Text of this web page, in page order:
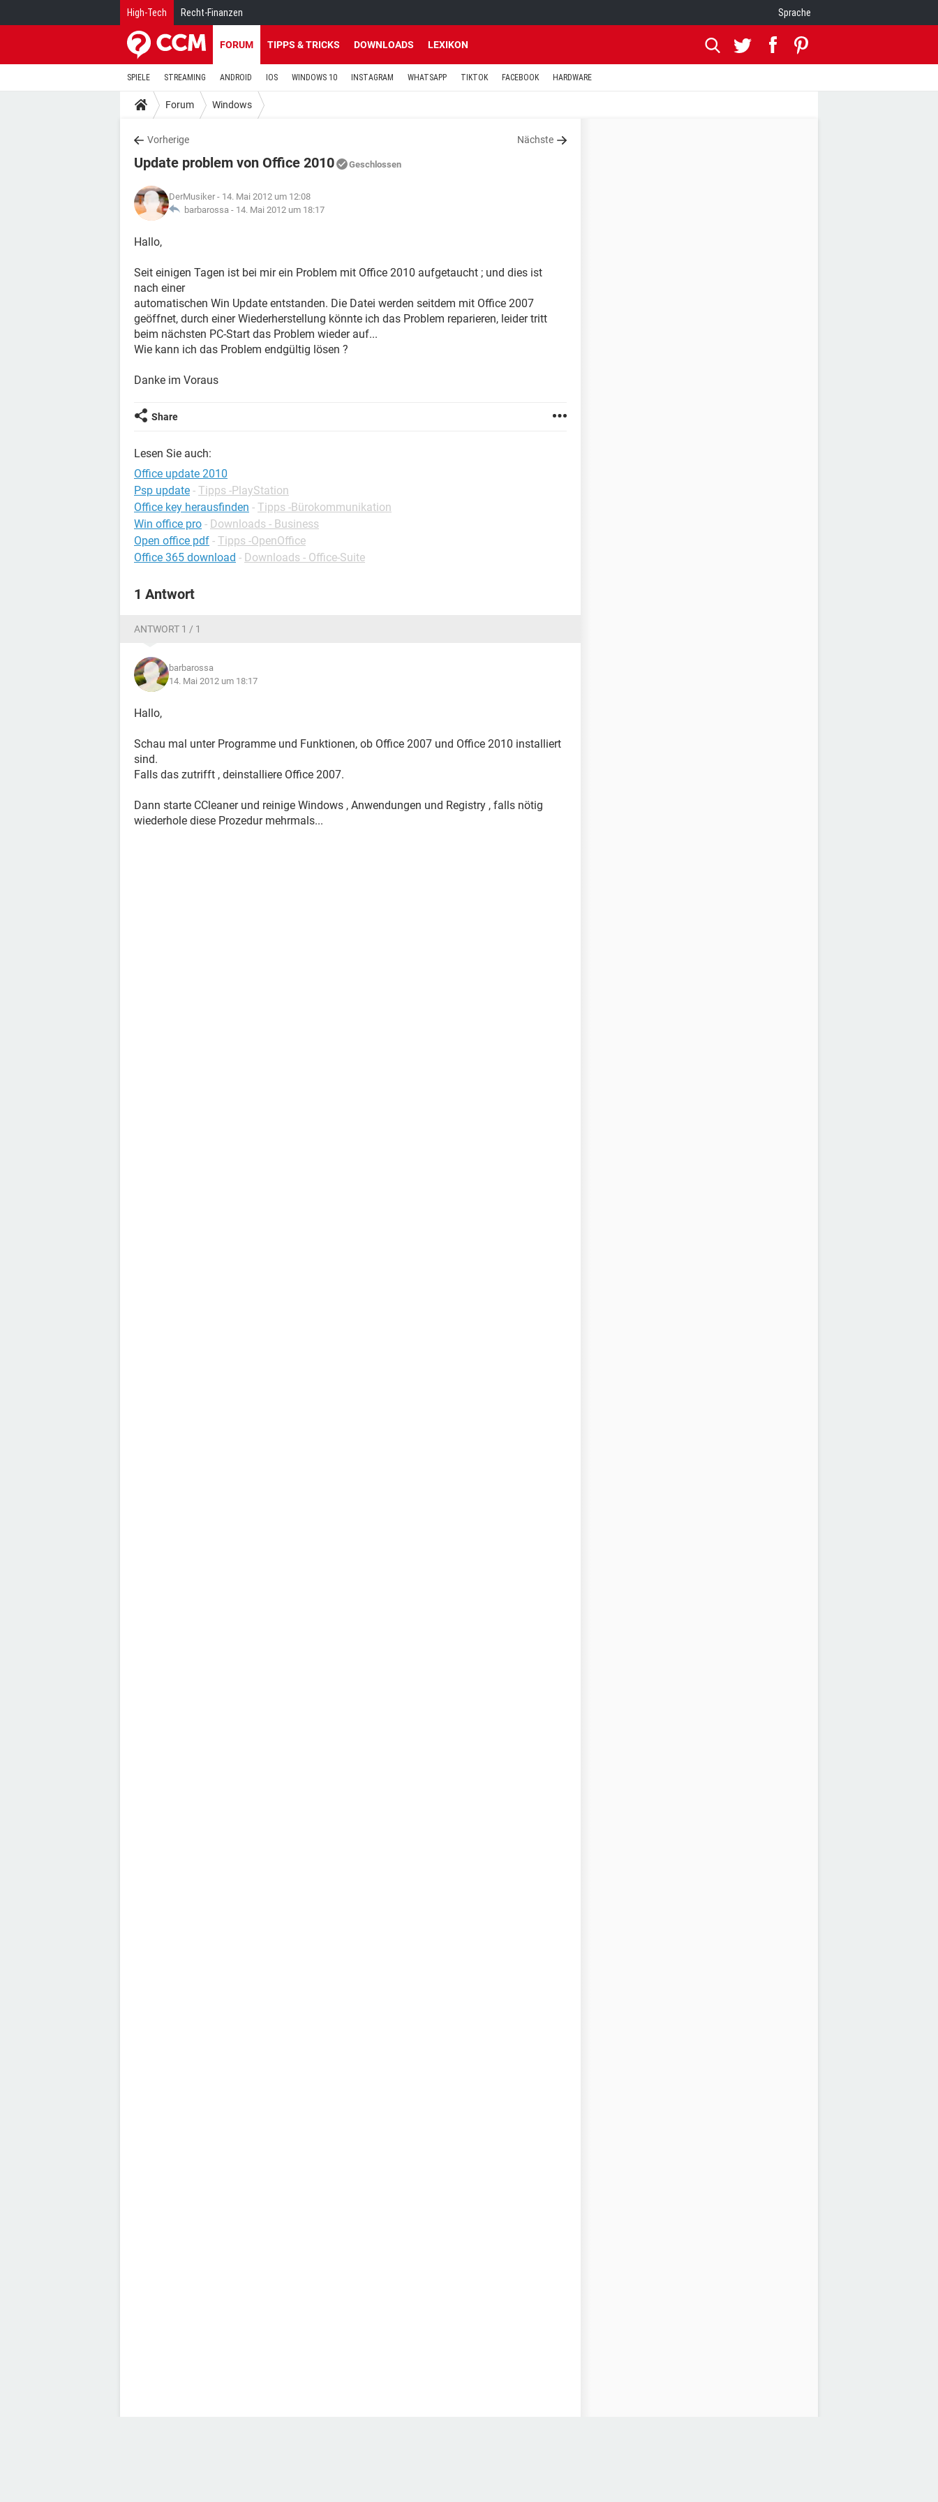
High-Tech Recht-Finanzen Sprache
FORUM TIPPS & TRICKS DOWNLOADS LEXIKON
SPIELE STREAMING ANDROID IOS WINDOWS 10 INSTAGRAM WHATSAPP TIKTOK FACEBOOK HARDWARE
Forum Windows
Vorherige Nächste
Update problem von Office 2010 Geschlossen
DerMusiker - 14. Mai 2012 um 12:08
barbarossa - 14. Mai 2012 um 18:17
Hallo,
Seit einigen Tagen ist bei mir ein Problem mit Office 2010 aufgetaucht ; und dies ist
nach einer
automatischen Win Update entstanden. Die Datei werden seitdem mit Office 2007
geöffnet, durch einer Wiederherstellung könnte ich das Problem reparieren, leider tritt
beim nächsten PC-Start das Problem wieder auf...
Wie kann ich das Problem endgültig lösen ?
Danke im Voraus
Share
Lesen Sie auch:
Office update 2010
Psp update - Tipps -PlayStation
Office key herausfinden - Tipps -Bürokommunikation
Win office pro - Downloads - Business
Open office pdf - Tipps -OpenOffice
Office 365 download - Downloads - Office-Suite
1 Antwort
ANTWORT 1 / 1
barbarossa
14. Mai 2012 um 18:17
Hallo,
Schau mal unter Programme und Funktionen, ob Office 2007 und Office 2010 installiert
sind.
Falls das zutrifft , deinstalliere Office 2007.
Dann starte CCleaner und reinige Windows , Anwendungen und Registry , falls nötig
wiederhole diese Prozedur mehrmals...